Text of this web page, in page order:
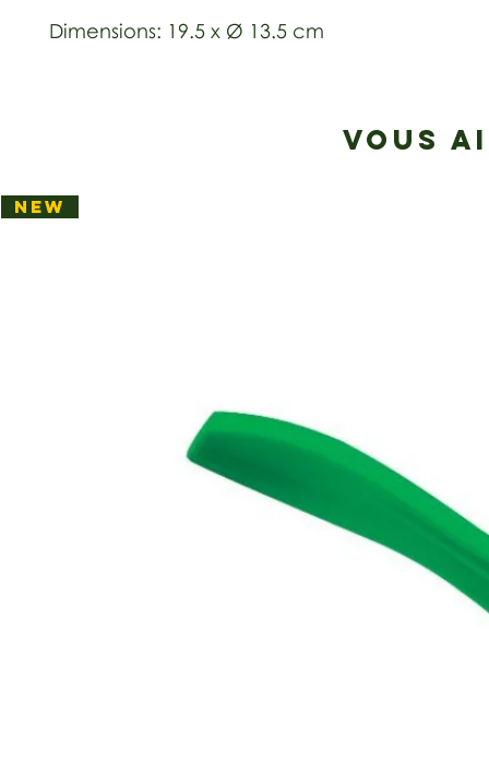
Dimensions: 19.5 x Ø 13.5 cm
VOUS
NEW